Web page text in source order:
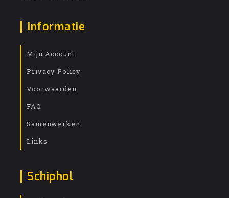
Informatie
Mijn Account
Privacy Policy
Voorwaarden
FAQ
Samenwerken
Links
Schiphol